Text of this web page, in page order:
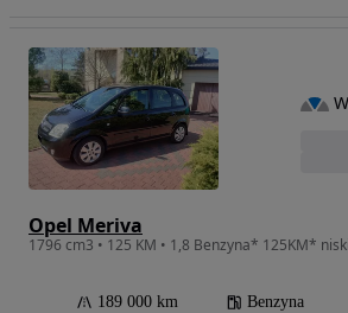
Opel Meriva
189 000 km Benzyna